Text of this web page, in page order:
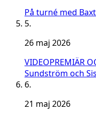
På turné med
5.
26 maj 2026
VIDEOPREMIÄR
Sundström och
6.
21 maj 2026